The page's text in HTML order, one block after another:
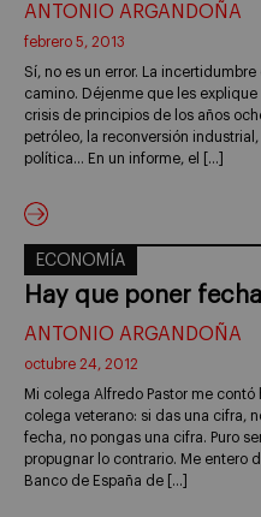
ANTONIO ARGANDOÑA
febrero 5, 2013
Sí, no es un error. La
camino. Déjenme que les
crisis de principios de los años
petróleo, la reconversión
política… En un informe, el […]
ECONOMÍA
Hay que poner
ANTONIO ARGANDOÑA
octubre 24, 2012
Mi colega Alfredo Pastor me
colega veterano: si das una cifra,
fecha, no pongas una cifra. Puro
propugnar lo contrario. Me entero
Banco de España de […]